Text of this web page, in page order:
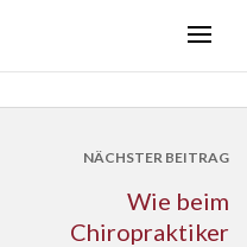
NÄCHSTER BEITRAG
Wie beim
Chiropraktiker